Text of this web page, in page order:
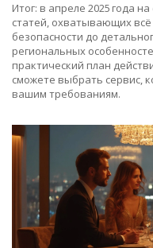
Итог: в апреле 2025 года
статей, охватывающих
безопасности до
региональных
практический план
сможете выбрать сервис,
вашим требованиям.